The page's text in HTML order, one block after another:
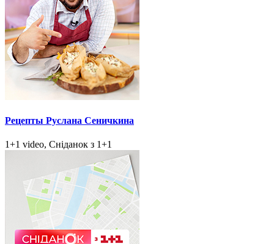
Рецепты Руслана Сеничкина
1+1 video, Сніданок з 1+1